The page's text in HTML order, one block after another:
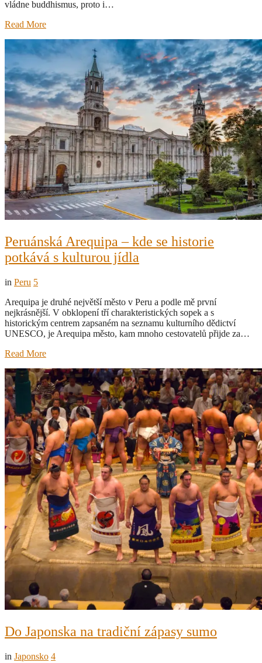
vládne buddhismus, proto i…
Read More
Peruánská Arequipa – kde se historie
potkává s kulturou jídla
in Peru 5
Arequipa je druhé největší město v Peru a podle mě první
nejkrásnější. V obklopení tří charakteristických sopek a s
historickým centrem zapsaném na seznamu kulturního dědictví
UNESCO, je Arequipa město, kam mnoho cestovatelů přijde za…
Read More
Do Japonska na tradiční zápasy sumo
in Japonsko 4